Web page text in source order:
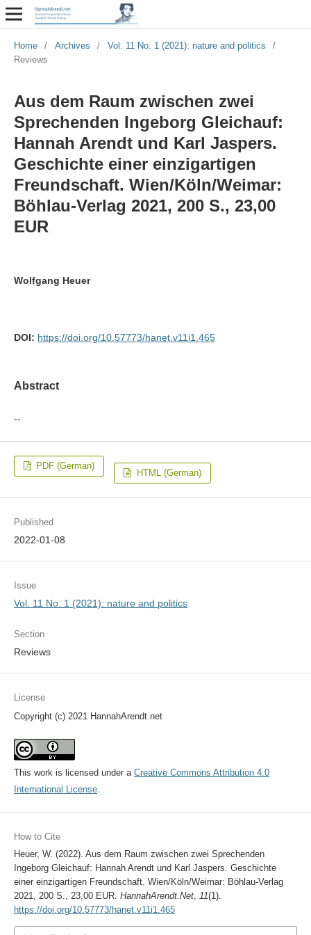
Home / Archives / Vol. 11 No. 1 (2021): nature and politics
/
Reviews
Aus dem Raum zwischen zwei
Sprechenden Ingeborg Gleichauf:
Hannah Arendt und Karl Jaspers.
Geschichte einer einzigartigen
Freundschaft. Wien/Köln/Weimar:
Böhlau-Verlag 2021, 200 S., 23,00
EUR
Wolfgang Heuer
DOI: https://doi.org/10.57773/hanet.v11i1.465
Abstract
--
PDF (German)
HTML (German)
Published
2022-01-08
Issue
Vol. 11 No. 1 (2021): nature and politics
Section
Reviews
License
Copyright (c) 2021 HannahArendt.net
This work is licensed under a Creative Commons Attribution 4.0
International License.
How to Cite
Heuer, W. (2022). Aus dem Raum zwischen zwei Sprechenden
Ingeborg Gleichauf: Hannah Arendt und Karl Jaspers. Geschichte
einer einzigartigen Freundschaft. Wien/Köln/Weimar: Böhlau-Verlag
2021, 200 S., 23,00 EUR. HannahArendt.Net, 11(1).
https://doi.org/10.57773/hanet.v11i1.465